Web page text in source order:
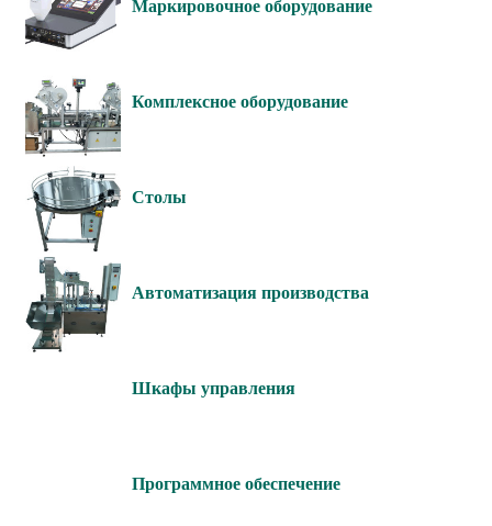
Маркировочное оборудование
Комплексное оборудование
Столы
Автоматизация производства
Шкафы управления
Программное обеспечение